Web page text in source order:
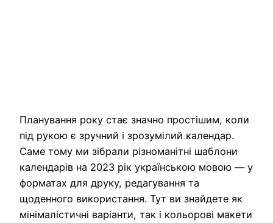
Планування року стає значно простішим, коли
під рукою є зручний і зрозумілий календар.
Саме тому ми зібрали різноманітні шаблони
календарів на 2023 рік українською мовою — у
форматах для друку, редагування та
щоденного використання. Тут ви знайдете як
мінімалістичні варіанти, так і кольорові макети